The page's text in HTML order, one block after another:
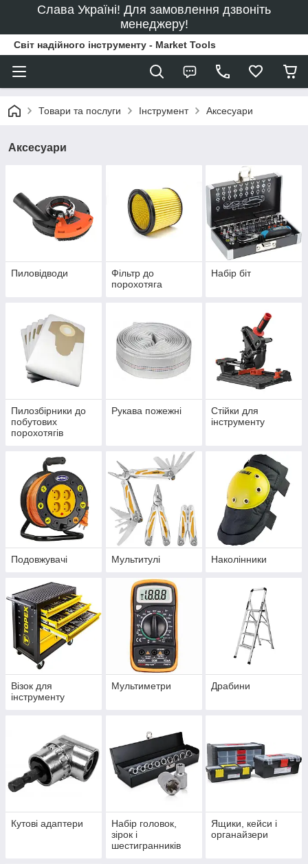
Слава Україні! Для замовлення дзвоніть
менеджеру!
Світ надійного інструменту - Market Tools
Товари та послуги Інструмент Аксесуари
Аксесуари
Пиловідводи
Фільтр до
порохотяга
Набір біт
Пилозбірники до
побутових
порохотягів
Рукава пожежні
Стійки для
інструменту
Подовжувачі Мультитулі Наколінники
Візок для
інструменту
Мультиметри Драбини
Кутові адаптери
Набір головок,
зірок і
шестигранників
Ящики, кейси і
органайзери